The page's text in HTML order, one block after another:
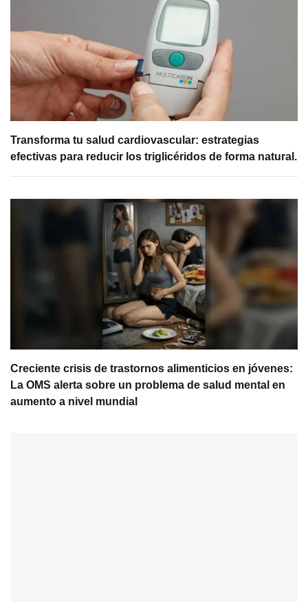
Transforma tu salud cardiovascular: estrategias
efectivas para reducir los triglicéridos de forma natural.
Creciente crisis de trastornos alimenticios en jóvenes:
La OMS alerta sobre un problema de salud mental en
aumento a nivel mundial